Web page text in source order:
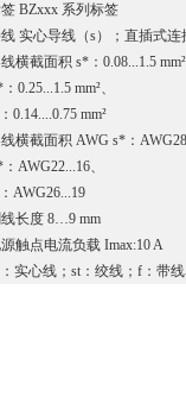
BZxxx 系列标签
实心导线（s）；直插式
横截面积 s*：0.08...1.5
0.25...1.5 mm²、
0.14....0.75 mm²
横截面积 AWG s*：
AWG22...16、
AWG26...19
长度 8…9 mm
触点电流负载 Imax:10 A
实心线；st：绞线；f：带